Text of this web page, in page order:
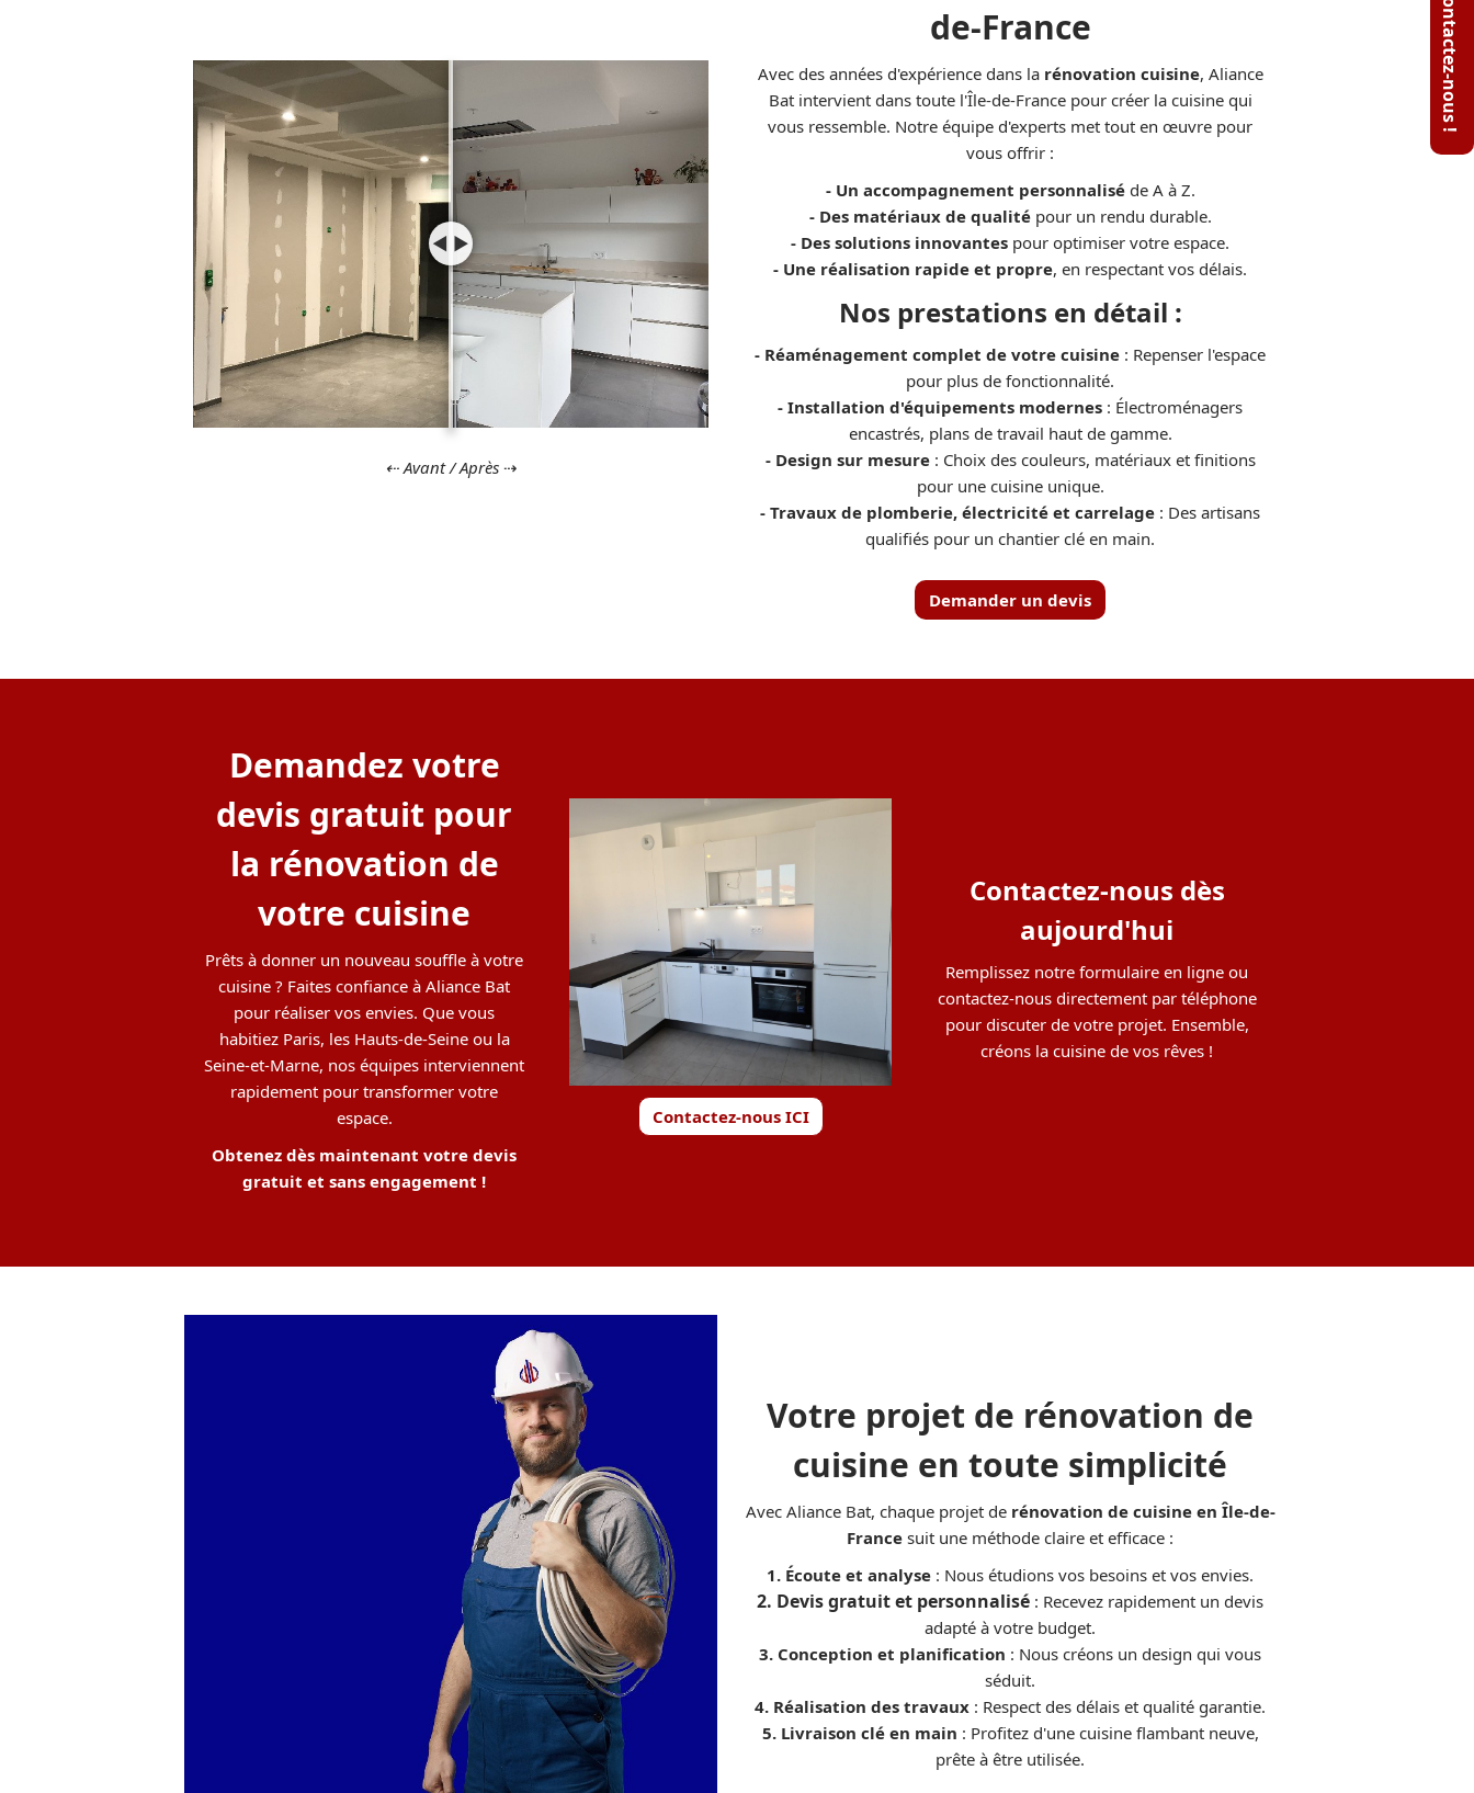
⇠ Avant / Après ⇢
de-France
Avec des années d'expérience dans la rénovation cuisine, Aliance
Bat intervient dans toute l'Île-de-France pour créer la cuisine qui
vous ressemble. Notre équipe d'experts met tout en œuvre pour
vous offrir :
- Un accompagnement personnaliséde A à Z.
- Des matériaux de qualitépour un rendu durable.
- Des solutions innovantes pour optimiser votre espace.
- Une réalisation rapide et propre, en respectant vos délais.
Nos prestations en détail :
- Réaménagement complet de votre cuisine : Repenser l'espace
pour plus de fonctionnalité.
- Installation d'équipements modernes : Électroménagers
encastrés, plans de travail haut de gamme.
- Design sur mesure: Choix des couleurs, matériaux et finitions
pour une cuisine unique.
- Travaux de plomberie, électricité et carrelage : Des artisans
qualifiés pour un chantier clé en main.
Demander un devis
Demandez votre
devis gratuit pour
la rénovation de
votre cuisine
Prêts à donner un nouveau souffle à votre
cuisine ? Faites confiance à Aliance Bat
pour réaliser vos envies. Que vous
habitiez Paris, les Hauts-de-Seine ou la
Seine-et-Marne, nos équipes interviennent
rapidement pour transformer votre
espace.
Obtenez dès maintenant votre devis
gratuit et sans engagement !
Contactez-nous ICI
Contactez-nous dès
aujourd'hui
Remplissez notre formulaire en ligne ou
contactez-nous directement par téléphone
pour discuter de votre projet. Ensemble,
créons la cuisine de vos rêves !
Votre projet de rénovation de
cuisine en toute simplicité
Avec Aliance Bat, chaque projet de rénovation de cuisine en Île-de-
France suit une méthode claire et efficace :
1. Écoute et analyse : Nous étudions vos besoins et vos envies.
2. Devis gratuit et personnalisé : Recevez rapidement un devis
adapté à votre budget.
3. Conception et planification : Nous créons un design qui vous
séduit.
4. Réalisation des travaux : Respect des délais et qualité garantie.
5. Livraison clé en main : Profitez d'une cuisine flambant neuve,
prête à être utilisée.